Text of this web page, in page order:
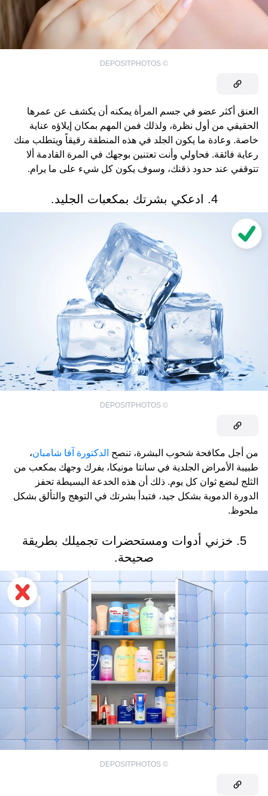
©
DEPOSITPHOTOS
العنق أكثر عضو في جسم المرأة يمكنه أن يكشف عن عمرها
الحقيقي من أول نظرة، ولذلك فمن المهم بمكان إيلاؤه عناية
خاصة. وعادة ما يكون الجلد في هذه المنطقة رقيقاً ويتطلب منك
رعاية فائقة. فحاولي وأنت تعتنين بوجهك في المرة القادمة ألا
تتوقفي عند حدود ذقنك، وسوف يكون كل شيء على ما يرام.
4. ادعكي بشرتك بمكعبات الجليد.
©
DEPOSITPHOTOS
من أجل مكافحة شحوب البشرة، تنصح الدكتورة آفا شامبان،
طبيبة الأمراض الجلدية في سانتا مونيكا، بفرك وجهك بمكعب من
الثلج لبضع ثوان كل يوم. ذلك أن هذه الخدعة البسيطة تحفز
الدورة الدموية بشكل جيد، فتبدأ بشرتك في التوهج والتألق بشكل
ملحوظ.
5. خزني أدوات ومستحضرات تجميلك بطريقة
صحيحة.
©
DEPOSITPHOTOS